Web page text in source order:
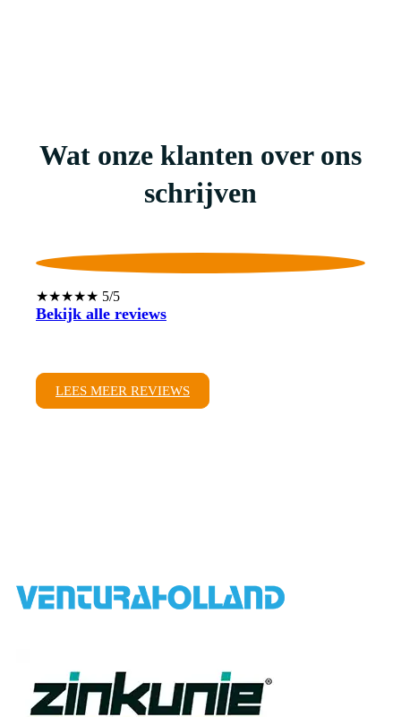
Wat onze klanten over ons
schrijven
★★★★★ 5/5
Bekijk alle reviews
LEES MEER REVIEWS